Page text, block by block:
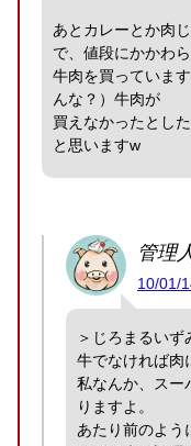
あとカレーとか肉
で、値段にかかわ
牛肉を買っていま
んな？）牛肉が
買えなかったとし
と思いますw
管理
10/01/
＞じろまるいず
牛でなければ肉
私なんか、スー
りますよ。
あたり前のよう